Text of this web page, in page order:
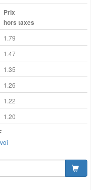
Prix
hors taxes
1.79
1.47
1.35
1.26
1.22
1.20